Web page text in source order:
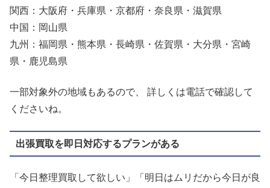
関西：大阪府・兵庫県・京都府・奈良県・滋賀県
中国：岡山県
九州：福岡県・熊本県・長崎県・佐賀県・大分県・宮崎
県・鹿児島県
一部対象外の地域もあるので、 詳しくは電話で確認して
くださいね。
出張買取を即日対応するプランがある
「今日整理買取して欲しい」「明日はムリだから今日が良